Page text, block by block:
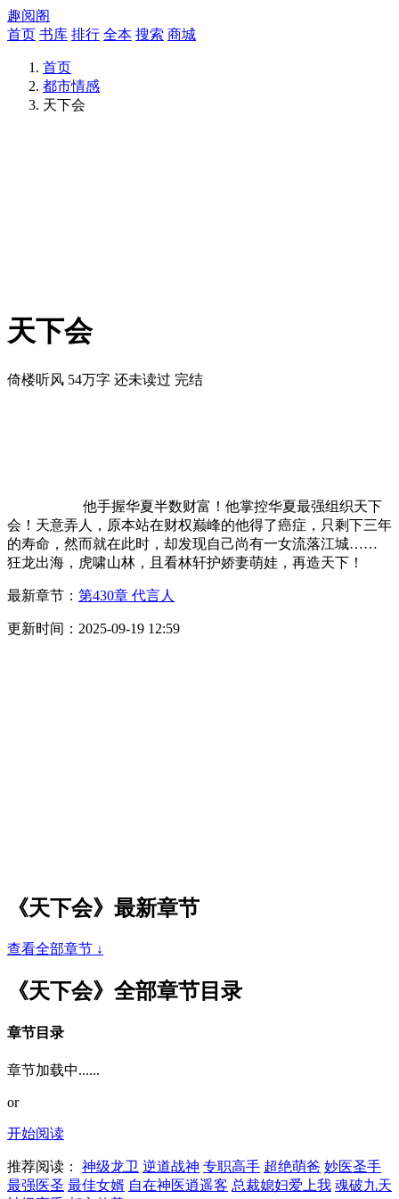
趣阅阁
首页 书库 排行 全本 搜索 商城
首页
都市情感
天下会
天下会
倚楼听风 54万字 还未读过 完结
他手握华夏半数财富！他掌控华夏最强组织天下
会！天意弄人，原本站在财权巅峰的他得了癌症，只剩下三年
的寿命，然而就在此时，却发现自己尚有一女流落江城……
狂龙出海，虎啸山林，且看林轩护娇妻萌娃，再造天下！
最新章节： 第430章 代言人
更新时间：2025-09-19 12:59
《天下会》最新章节
查看全部章节 ↓
《天下会》全部章节目录
章节目录
章节加载中......
or
开始阅读
推荐阅读： 神级龙卫 逆道战神 专职高手 超绝萌爸 妙医圣手
最强医圣 最佳女婿 自在神医逍遥客 总裁媳妇爱上我 魂破九天